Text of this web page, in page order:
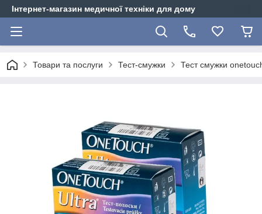
Інтернет-магазин медичної техніки для дому
Товари та послуги Тест-смужки Тест смужки